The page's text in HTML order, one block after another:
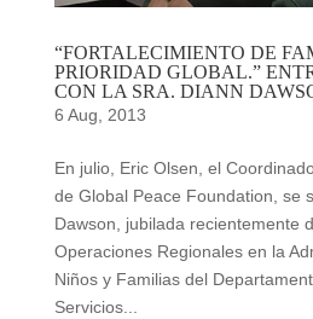
“FORTALECIMIENTO DE
PRIORIDAD GLOBAL.”
CON LA SRA. DIANN
6 Aug, 2013
En julio, Eric Olsen, el
de Global Peace Foundation, se
Dawson, jubilada recientemente
Operaciones Regionales en la
Niños y Familias del
Servicios...